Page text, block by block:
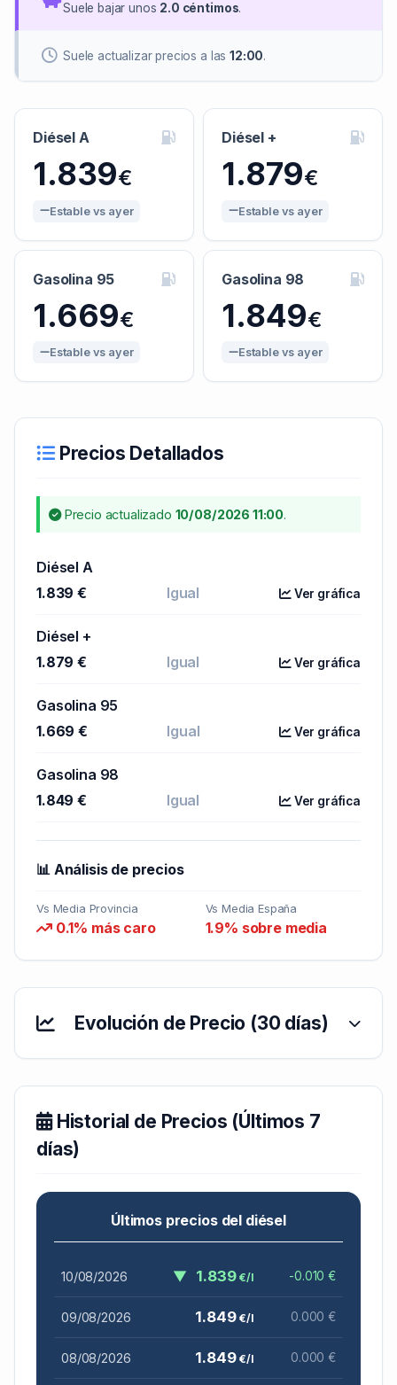
Suele bajar unos 2.0 céntimos.
Suele actualizar precios a las12:00.
Diésel A
1.839€
Estable vs ayer
Diésel +
1.879€
Estable vs ayer
Gasolina 95
1.669€
Estable vs ayer
Gasolina 98
1.849€
Estable vs ayer
Precios Detallados
Precio actualizado 10/08/2026 11:00.
Diésel A
1.839 €
Igual Ver gráfica
Diésel +
1.879 €
Igual Ver gráfica
Gasolina 95
1.669 €
Igual Ver gráfica
Gasolina 98
1.849 €
Igual Ver gráfica
📊 Análisis de precios
Vs Media Provincia
0.1% más caro
Vs Media España
1.9% sobre media
Evolución de Precio (30 días)
Historial de Precios (Últimos 7
días)
Últimos precios del diésel
10/08/2026 ▼ 1.839€/l -0.010 €
09/08/2026 1.849€/l 0.000 €
08/08/2026 1.849€/l 0.000 €